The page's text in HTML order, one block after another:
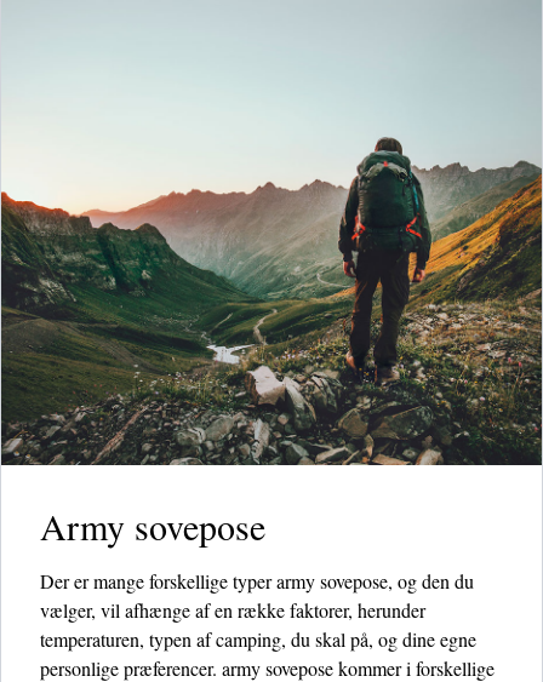
Army sovepose
Der er mange forskellige typer army sovepose, og den du
vælger, vil afhænge af en række faktorer, herunder
temperaturen, typen af ​​camping, du skal på, og dine egne
personlige præferencer. army sovepose kommer i forskellige